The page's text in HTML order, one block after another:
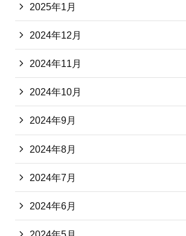
2025年1月
2024年12月
2024年11月
2024年10月
2024年9月
2024年8月
2024年7月
2024年6月